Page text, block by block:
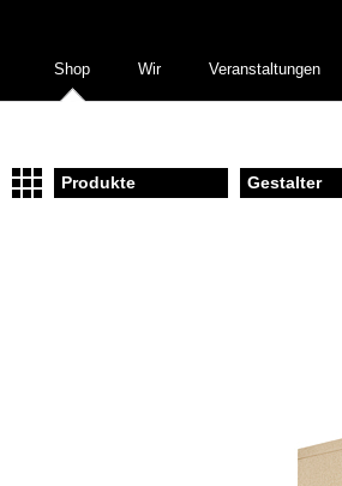
Shop Wir Veranstaltungen
Produkte Gestalter